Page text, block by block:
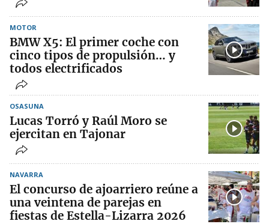
MOTOR
BMW X5: El primer coche con
cinco tipos de propulsión… y
todos electrificados
OSASUNA
Lucas Torró y Raúl Moro se
ejercitan en Tajonar
NAVARRA
El concurso de ajoarriero reúne a
una veintena de parejas en
fiestas de Estella-Lizarra 2026